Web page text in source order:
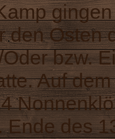
den Osten
bzw.
Auf
Ende des